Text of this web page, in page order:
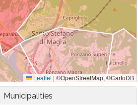
Municipalities